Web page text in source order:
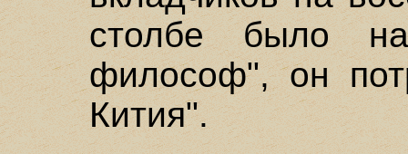
столбе было
философ", он
Кития".